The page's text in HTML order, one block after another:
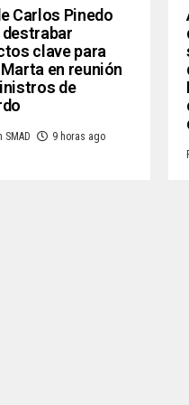
Carlos Pinedo
destrabar
clave para
en reunión
de
SMAD 9 horas ago